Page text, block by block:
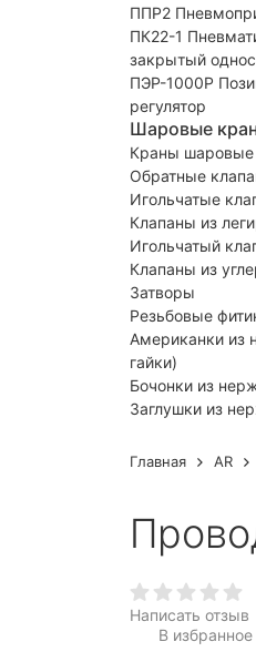
ППР2
ПК22-1
закрытый
ПЭР-1000Р
регулятор
Шаровые
Краны шаровые
Обратные
Игольчатые
Клапаны из
Игольчатый
Клапаны из
Затворы
Резьбовые
Американки из
гайки)
Бочонки из
Заглушки из
Главная AR
Написать отзыв
В избранное